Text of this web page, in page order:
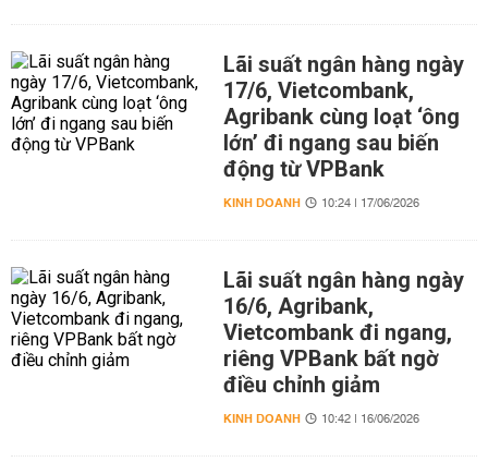
Lãi suất ngân hàng ngày
17/6, Vietcombank,
Agribank cùng loạt ‘ông
lớn’ đi ngang sau biến
động từ VPBank
KINH DOANH 10:24 | 17/06/2026
Lãi suất ngân hàng ngày
16/6, Agribank,
Vietcombank đi ngang,
riêng VPBank bất ngờ
điều chỉnh giảm
KINH DOANH 10:42 | 16/06/2026